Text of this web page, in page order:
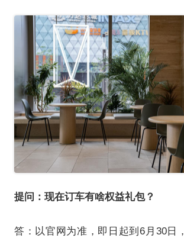
提问：现在订车有啥权益礼包？
答：以官网为准，即日起到6月30日